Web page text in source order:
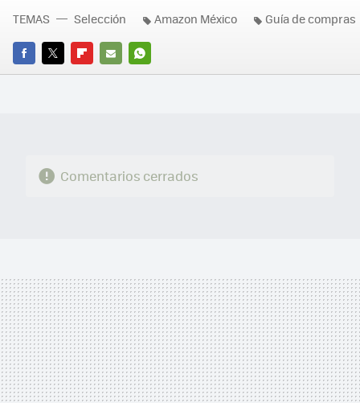
FACEBOOK
TWITTERFLIPBOARD
E-
WHATSAPP
TEMAS Selección Amazon México Guía de compras
Comentarios cerrados